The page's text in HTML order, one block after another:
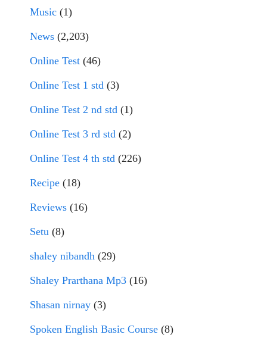
Music (1)
News (2,203)
Online Test (46)
Online Test 1 std (3)
Online Test 2 nd std (1)
Online Test 3 rd std (2)
Online Test 4 th std (226)
Recipe (18)
Reviews (16)
Setu (8)
shaley nibandh (29)
Shaley Prarthana Mp3 (16)
Shasan nirnay (3)
Spoken English Basic Course (8)